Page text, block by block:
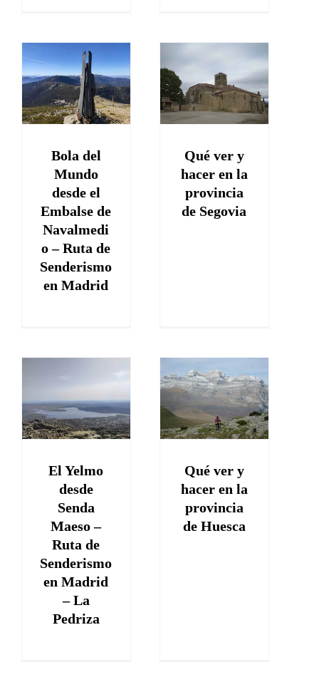
Bola del
Mundo
desde el
Embalse de
Navalmedi
o – Ruta de
Senderismo
en Madrid
Qué ver y
hacer en la
provincia de
Segovia
Qué ver y
hacer en la
provincia
de Segovia
El Yelmo
desde
Senda
Maeso –
Ruta de
Senderismo
en Madrid
– La
Pedriza
hacer en la
provincia de
Huesca
Qué ver y
hacer en la
provincia
de Huesca